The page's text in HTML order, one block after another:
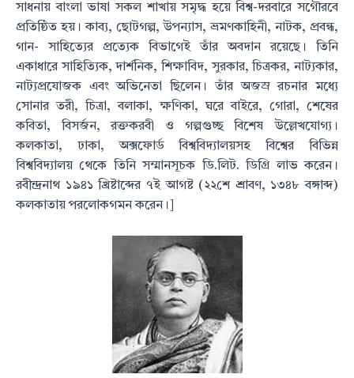
সাধনায় বাংলা ভাষা সকল শাখায় সমৃদ্ধ হয়ে বিশ্ব-দরবারে সগৌরবে
প্রতিষ্ঠিত হয়। কাব্য, ছোটগল্প, উপন্যাস, ভ্রমণকাহিনী, নাটক, প্রবন্ধ,
গান- সাহিত্যের প্রত্যেক বিভাগেই তাঁর অবদান রয়েছে। তিনি
একাধারে সাহিত্যিক, দার্শনিক, শিক্ষাবিদ, সুরকার, চিত্রকর, নাট্যকার,
নাট্যপ্রযোজক এবং অভিনেতা ছিলেন। তাঁর অজস্র রচনার মধ্যে
সোনার তরী, চিত্রা, বলাকা, ক্ষণিকা, ঘরে বাইরে, গোরা, শেষের
কবিতা, বিসর্জন, রক্তকরবী ও গল্পগুচ্ছ বিশেষ উল্লেখযোগ্য।
কলকাতা, ঢাকা, অক্সফোর্ড বিশ্ববিদ্যালয়সহ বিশ্বের বিভিন্ন
বিশ্ববিদ্যালয় থেকে তিনি সম্মানসূচক ডি.লিট. ডিগ্রি লাভ করেন।
রবীন্দ্রনাথ ১৯৪১ খ্রিষ্টাব্দের ৭ই আগষ্ট (২২শে শ্রাবণ, ১৩৪৮ বঙ্গাব্দ)
কলকাতায় পরলোকগমন করেন।]